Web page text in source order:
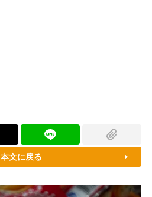
本文に戻る